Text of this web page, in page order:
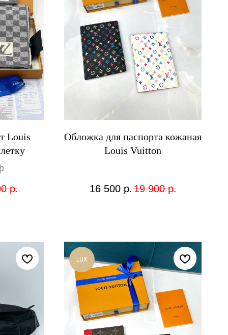
Louis
р.
Обложка для паспорта кожаная
Louis Vuitton
16 500 р. 19 900 р.
LUX